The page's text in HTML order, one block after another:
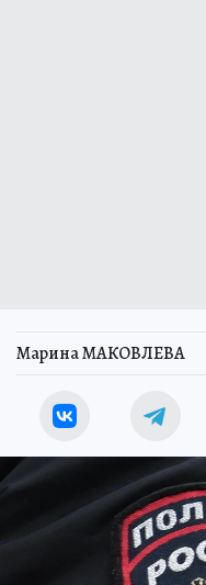
Марина МАКОВЛЕВА